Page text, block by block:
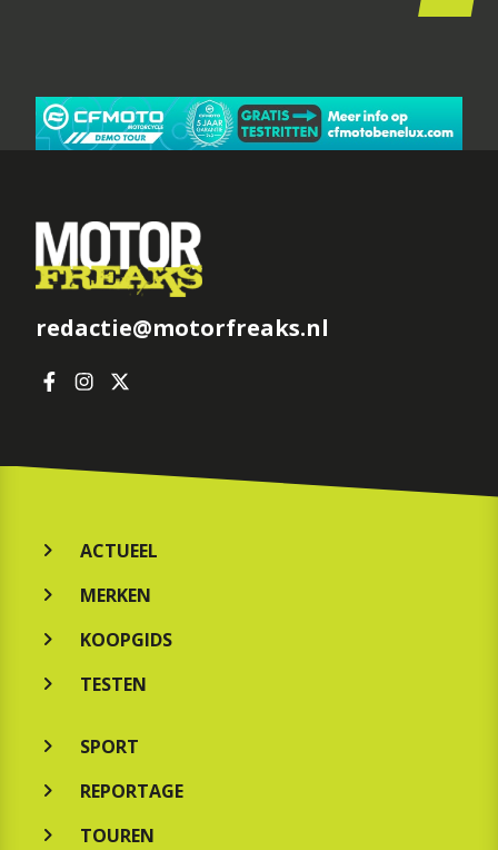
redactie@motorfreaks.nl
ACTUEEL
MERKEN
KOOPGIDS
TESTEN
SPORT
REPORTAGE
TOUREN